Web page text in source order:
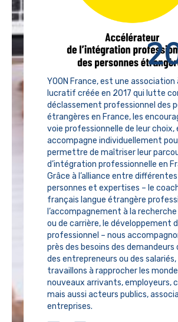
YOON France, est une association
lucratif créée en 2017 qui lutte
déclassement professionnel des
étrangères en France, les
voie professionnelle de leur choix,
accompagne individuellement
permettre de maîtriser leur
d’intégration professionnelle en
Grâce à l’alliance entre différentes
personnes et expertises – le
français langue étrangère
l’accompagnement à la recherche
ou de carrière, le développement
professionnel – nous
près des besoins des demandeurs
des entrepreneurs ou des
travaillons à rapprocher les
nouveaux arrivants, employeurs,
mais aussi acteurs publics,
entreprises.